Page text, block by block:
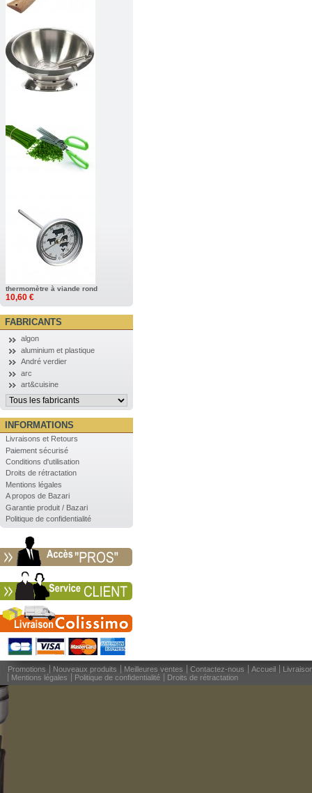
thermomètre à viande rond
10,60 €
FABRICANTS
algon
aluminium et plastique
André verdier
arc
art&cuisine
INFORMATIONS
Livraisons et Retours
Paiement sécurisé
Conditions d'utilisation
Droits de rétractation
Mentions légales
A propos de Bazari
Garantie produit / Bazari
Politique de confidentialité
Promotions Nouveaux produits Meilleures ventes Contactez-nous Accueil
Mentions légales
Politique de confidentialité Droits de rétractation